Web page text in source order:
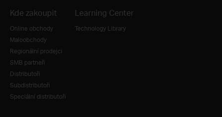
Kde zakoupit
Online obchody
Maloobchody
Regionální prodejci
SMB partneři
Distributoři
Subdistributoři
Speciální distributoři
Learning Center
Technology Library